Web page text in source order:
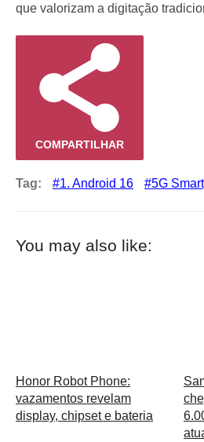
que valorizam a digitação
COMPARTILHAR
Tag: 1. Android 16 5G
You may also like:
Honor Robot Phone:
vazamentos revelam
display, chipset e bateria